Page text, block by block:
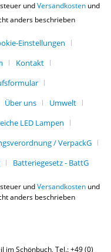
undVersandkostenund
anders beschrieben
Einstellungen
Kontakt
Über uns
Umwelt
LED Lampen
/ VerpackG
Batteriegesetz - BattG
undVersandkostenund
anders beschrieben
im Schönbuch, Tel.: +49 (0)